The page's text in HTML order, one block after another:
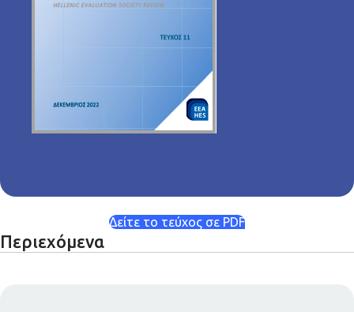
Δείτε το τεύχος σε PDF
Περιεχόμενα